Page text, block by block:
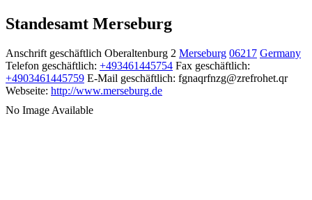
Standesamt Merseburg
Anschrift geschäftlich Oberaltenburg 2 Merseburg 06217 Germany
Telefon geschäftlich: +493461445754 Fax geschäftlich:
+4903461445759 E-Mail geschäftlich: fgnaqrfnzg@zrefrohet.qr
Webseite: http://www.merseburg.de
No Image Available